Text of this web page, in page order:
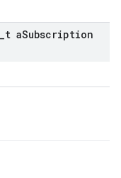
t aSubscription